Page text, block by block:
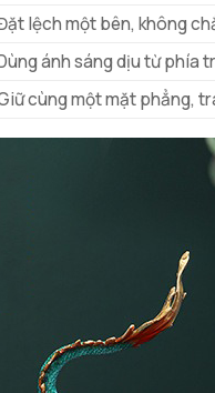
lệch một bên, không
ánh sáng dịu từ phía
cùng một mặt phẳng,